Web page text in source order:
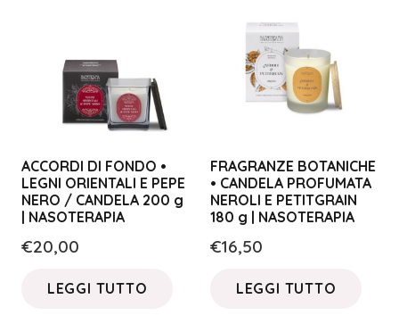
ACCORDI DI FONDO •
LEGNI ORIENTALI E PEPE
NERO / CANDELA 200 g
| NASOTERAPIA
€20,00
LEGGI TUTTO
FRAGRANZE BOTANICHE
• CANDELA PROFUMATA
NEROLI E PETITGRAIN
180 g | NASOTERAPIA
€16,50
LEGGI TUTTO